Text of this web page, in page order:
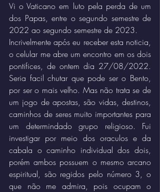
Vi o Vaticano em luto pela perda de um
dos Papas, entre o segundo semestre de
2022 ao segundo semestre de 2023.
Incrivelmente após eu receber esta noticia,
o celular me abre um encontro em os dois
pontifices, de ontem dia 27/08/2022.
Seria facil chutar que pode ser o Bento,
por ser o mais velho. Mas não trata se de
um jogo de apostas, são vidas, destinos,
caminhos de seres muito importantes para
um determindado grupo religioso. Fui
investigar por meio dos oraculos e da
cabala o caminho individual dos dois,
porém ambos possuem o mesmo arcano
espiritual, são regidos pelo número 3, o
que não me admira, pois ocupam o